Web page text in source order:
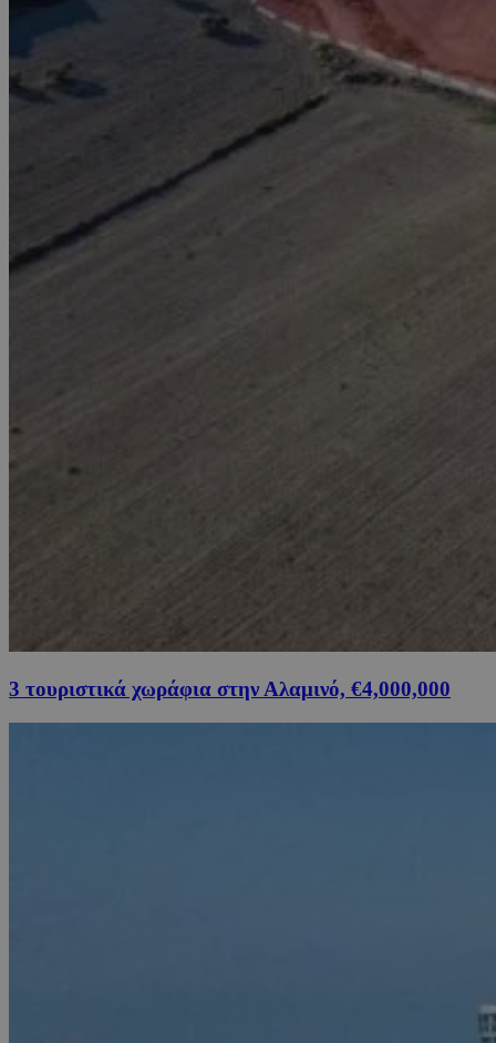
3 τουριστικά χωράφια στην Αλαμινό, €4,000,000